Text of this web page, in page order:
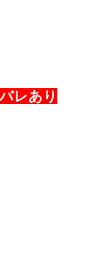
レあり